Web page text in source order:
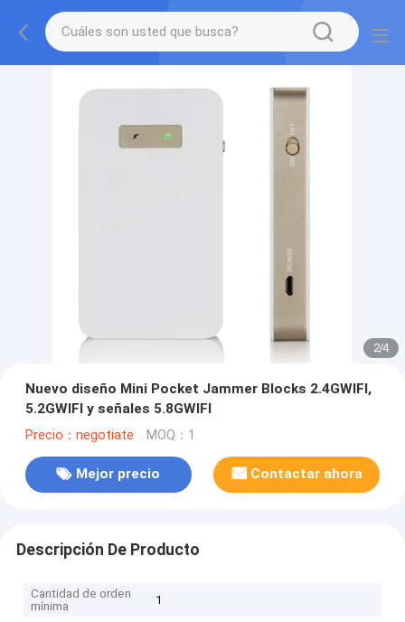
2/4
Nuevo diseño Mini Pocket Jammer Blocks 2.4GWIFI,
5.2GWIFI y señales 5.8GWIFI
Precio：negotiate MOQ：1
Mejor precio Contactar ahora
Descripción De Producto
Cantidad de orden
mínima
1